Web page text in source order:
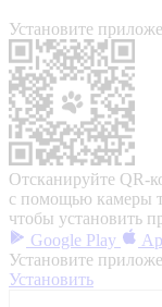
Установите
Отсканируйте QR-
с помощью камеры
чтобы установить
Google Play
Установите
Установить